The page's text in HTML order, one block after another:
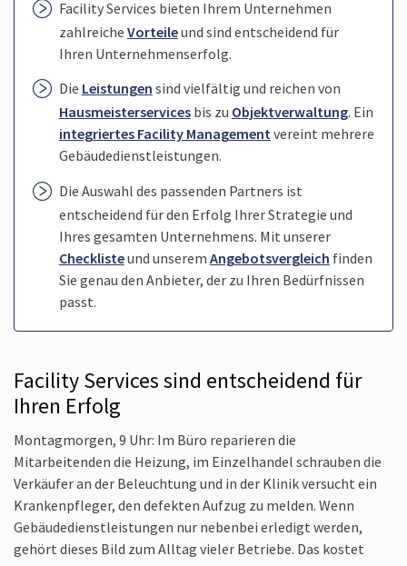
Facility Services bieten Ihrem Unternehmen
zahlreiche Vorteileund sind entscheidend für
Ihren Unternehmenserfolg.
Die Leistungen sind vielfältig und reichen von
Hausmeisterservicesbis zu Objektverwaltung. Ein
integriertes Facility Managementvereint mehrere
Gebäudedienst­leistungen.
Die Auswahl des passenden Partners ist
entscheidend für den Erfolg Ihrer Strategie und
Ihres gesamten Unternehmens. Mit unserer
Checklisteund unserem Angebotsvergleich finden
Sie genau den Anbieter, der zu Ihren Bedürfnissen
passt.
Facility Services sind entscheidend für
Ihren Erfolg
Montagmorgen, 9 Uhr: Im Büro reparieren die
Mitarbeitenden die Heizung, im Einzelhandel schrauben die
Verkäufer an der Beleuchtung und in der Klinik versucht ein
Krankenpfleger, den defekten Aufzug zu melden. Wenn
Gebäudedienst­leistungen nur nebenbei erledigt werden,
gehört dieses Bild zum Alltag vieler Betriebe. Das kostet